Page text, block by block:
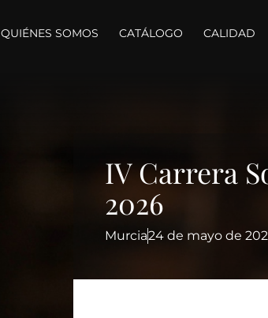
QUIÉNES SOMOS CATÁLOGO CALIDAD
IV Carrera
2026
Murcia24 de mayo de